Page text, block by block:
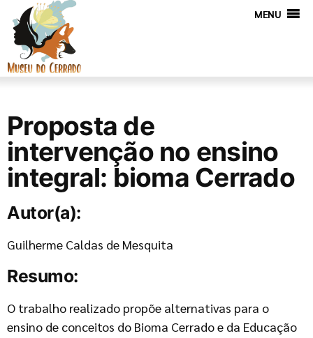
MENU
Proposta de
intervenção no ensino
integral: bioma Cerrado
Autor(a):
Guilherme Caldas de Mesquita
Resumo:
O trabalho realizado propõe alternativas para o
ensino de conceitos do Bioma Cerrado e da Educação